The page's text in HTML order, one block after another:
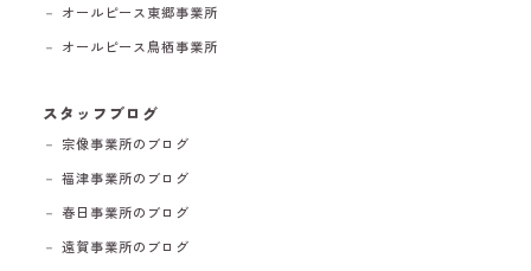
－ オールピース東郷事業所
－ オールピース鳥栖事業所
スタッフブログ
－ 宗像事業所のブログ
－ 福津事業所のブログ
－ 春日事業所のブログ
－ 遠賀事業所のブログ